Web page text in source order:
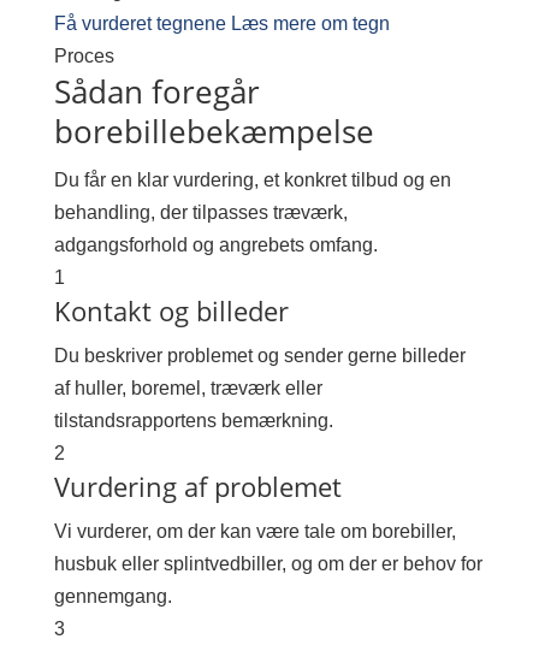
Få vurderet tegnene Læs mere om tegn
Proces
Sådan foregår
borebillebekæmpelse
Du får en klar vurdering, et konkret tilbud og en
behandling, der tilpasses træværk,
adgangsforhold og angrebets omfang.
1
Kontakt og billeder
Du beskriver problemet og sender gerne billeder
af huller, boremel, træværk eller
tilstandsrapportens bemærkning.
2
Vurdering af problemet
Vi vurderer, om der kan være tale om borebiller,
husbuk eller splintvedbiller, og om der er behov for
gennemgang.
3